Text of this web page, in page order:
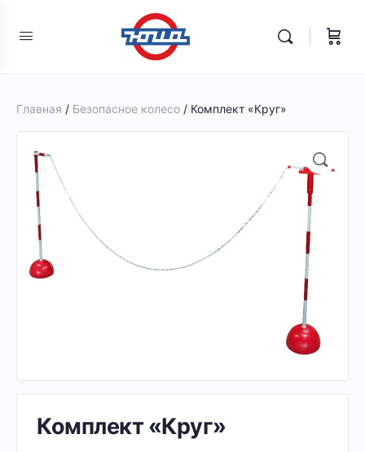
Главная / Безопасное колесо / Комплект «Круг»
Комплект «Круг»